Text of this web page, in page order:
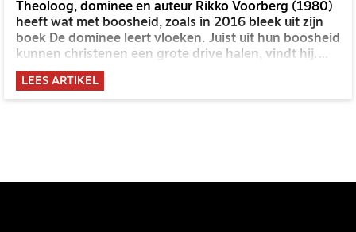
Theoloog, dominee en auteur Rikko Voorberg (1980)
heeft wat met boosheid, zoals in 2016 bleek uit zijn
boek De dominee leert vloeken. Juist uit hun boosheid
kunnen christenen een grote drive halen, vindt hij.
'Woede moeten we leren koesteren.'
LEES ARTIKEL